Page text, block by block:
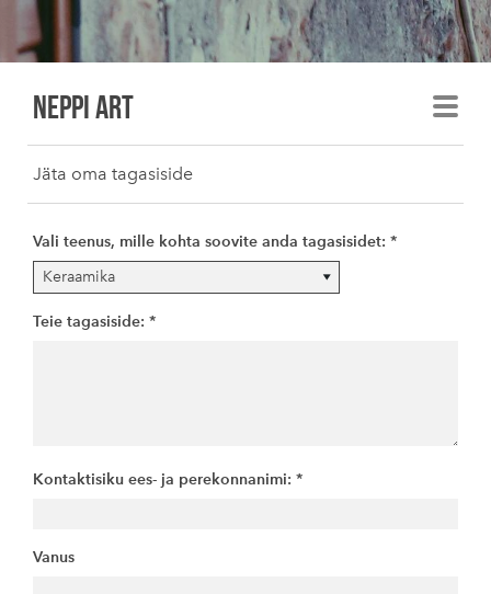
Neppi art
Jäta oma tagasiside
Vali teenus, mille kohta soovite anda tagasisidet:
Teie tagasiside:
Kontaktisiku ees- ja perekonnanimi:
Vanus